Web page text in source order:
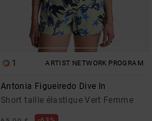
1 ARTIST NETWORK PROGRAM
Antonia Figueiredo Dive In
Short taille élastique Vert Femme